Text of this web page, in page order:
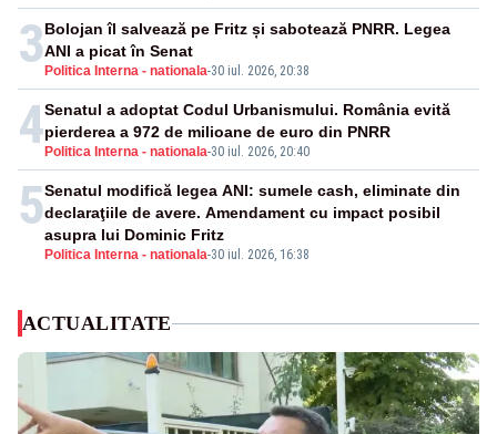
3 Politica Interna - nationala-30 iul. 2026, 20:38
Bolojan îl salvează pe Fritz și sabotează PNRR. Legea
ANI a picat în Senat
4 Politica Interna - nationala-30 iul. 2026, 20:40
Senatul a adoptat Codul Urbanismului. România evită
pierderea a 972 de milioane de euro din PNRR
5
Politica Interna - nationala-30 iul. 2026, 16:38
Senatul modifică legea ANI: sumele cash, eliminate din
declaraţiile de avere. Amendament cu impact posibil
asupra lui Dominic Fritz
ACTUALITATE